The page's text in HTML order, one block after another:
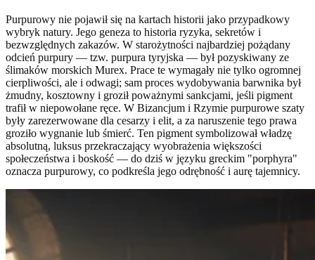
Purpurowy nie pojawił się na kartach historii jako przypadkowy
wybryk natury. Jego geneza to historia ryzyka, sekretów i
bezwzględnych zakazów. W starożytności najbardziej pożądany
odcień purpury — tzw. purpura tyryjska — był pozyskiwany ze
ślimaków morskich Murex. Prace te wymagały nie tylko ogromnej
cierpliwości, ale i odwagi; sam proces wydobywania barwnika był
żmudny, kosztowny i groził poważnymi sankcjami, jeśli pigment
trafił w niepowołane ręce. W Bizancjum i Rzymie purpurowe szaty
były zarezerwowane dla cesarzy i elit, a za naruszenie tego prawa
groziło wygnanie lub śmierć. Ten pigment symbolizował władzę
absolutną, luksus przekraczający wyobrażenia większości
społeczeństwa i boskość — do dziś w języku greckim "porphyra"
oznacza purpurowy, co podkreśla jego odrębność i aurę tajemnicy.